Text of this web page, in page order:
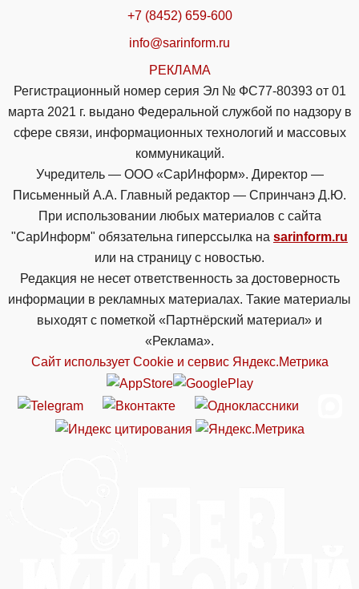
+7 (8452) 659-600
info@sarinform.ru
РЕКЛАМА
Регистрационный номер серия Эл № ФС77-80393 от 01
марта 2021 г. выдано Федеральной службой по надзору в
сфере связи, информационных технологий и массовых
коммуникаций.
Учредитель — ООО «СарИнформ». Директор —
Письменный А.А. Главный редактор — Спринчанэ Д.Ю.
При использовании любых материалов с сайта
"СарИнформ" обязательна гиперссылка на sarinform.ru
или на страницу с новостью.
Редакция не несет ответственность за достоверность
информации в рекламных материалах. Такие материалы
выходят с пометкой «Партнёрский материал» и
«Реклама».
Сайт использует Cookie и сервиc Яндекс.Метрика